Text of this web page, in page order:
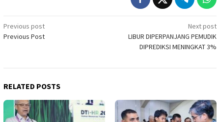
Post
navigation
Previous post
Previous Post
Next post
LIBUR DIPERPANJANG PEMUDIK
DIPREDIKSI MENINGKAT 3%
RELATED POSTS